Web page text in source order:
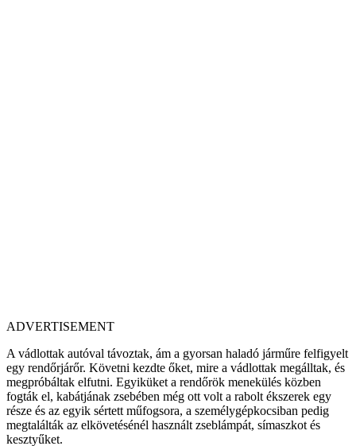
ADVERTISEMENT
A vádlottak autóval távoztak, ám a gyorsan haladó járműre felfigyelt
egy rendőrjárőr. Követni kezdte őket, mire a vádlottak megálltak, és
megpróbáltak elfutni. Egyiküket a rendőrök menekülés közben
fogták el, kabátjának zsebében még ott volt a rabolt ékszerek egy
része és az egyik sértett műfogsora, a személygépkocsiban pedig
megtalálták az elkövetésénél használt zseblámpát, símaszkot és
kesztyűket.